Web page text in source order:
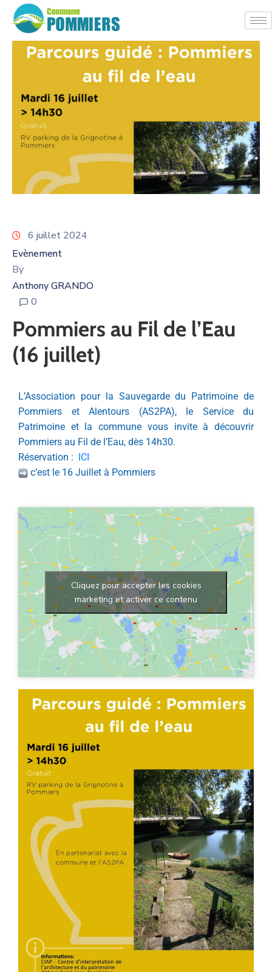
6 juillet 2024
Evènement
By
Anthony GRANDO
0
Pommiers au Fil de l’Eau
(16 juillet)
L’Association pour la Sauvegarde du Patrimoine de
Pommiers et Alentours (AS2PA), le Service du
Patrimoine et la commune vous invite à découvrir
Pommiers au Fil de l’Eau, dès 14h30.
Réservation :
ICI
c’est le 16 Juillet à Pommiers
Cliquez pour accepter les cookies
marketing et activer ce contenu